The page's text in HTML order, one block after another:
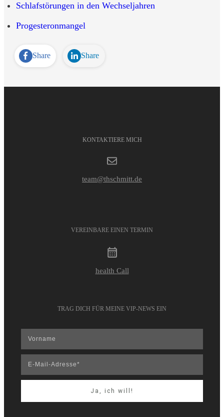
Schlafstörungen in den Wechseljahren
Progesteronmangel
Share Share
KONTAKTIERE MICH
team@thschmitt.de
VEREINBARE EINEN TERMIN
health Call
TRAG DICH FÜR MEINE VIP-NEWS EIN
Ja, ich will!